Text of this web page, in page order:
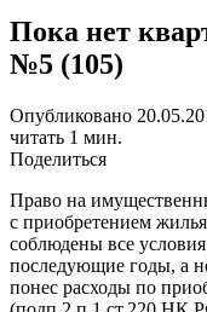
Пока нет
№5 (105)
Опубликовано
читать 1 мин.
Поделиться
Право на
с приобретением
соблюдены все
последующие годы, а
понес расходы по